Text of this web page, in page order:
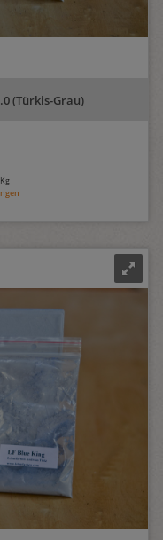
(Türkis-Grau)